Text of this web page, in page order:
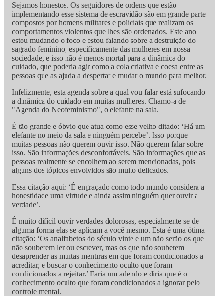
Sejamos honestos. Os seguidores de ordens que estão
implementando esse sistema de escravidão são em grande parte
compostos por homens militares e policiais que realizam os
comportamentos violentos que lhes são ordenados. Este ano,
estou mudando o foco e estou falando sobre a destruição do
sagrado feminino, especificamente das mulheres em nossa
sociedade, e isso não é menos mortal para a dinâmica do
cuidado, que poderia agir como a cola criativa e coesa entre as
pessoas que as ajuda a despertar e mudar o mundo para melhor.
Infelizmente, esta agenda sobre a qual vou falar está sufocando
a dinâmica do cuidado em muitas mulheres. Chamo-a de
"Agenda do Neofeminismo", o elefante na sala.
É tão grande e óbvio que atua como esse velho ditado: ‘Há um
elefante no meio da sala e ninguém percebe’. Isso porque
muitas pessoas não querem ouvir isso. Não querem falar sobre
isso. São informações desconfortáveis. São informações que as
pessoas realmente se encolhem ao serem mencionadas, pois
alguns dos tópicos envolvidos são muito delicados.
Essa citação aqui: ‘É engraçado como todo mundo considera a
honestidade uma virtude e ainda assim ninguém quer ouvir a
verdade’.
É muito difícil ouvir verdades dolorosas, especialmente se de
alguma forma elas se aplicam a você mesmo. Esta é uma ótima
citação: ‘Os analfabetos do século vinte e um não serão os que
não souberem ler ou escrever, mas os que não souberem
desaprender as muitas mentiras em que foram condicionados a
acreditar, e buscar o conhecimento oculto que foram
condicionados a rejeitar.’ Faria um adendo e diria que é o
conhecimento oculto que foram condicionados a ignorar pelo
controle mental.